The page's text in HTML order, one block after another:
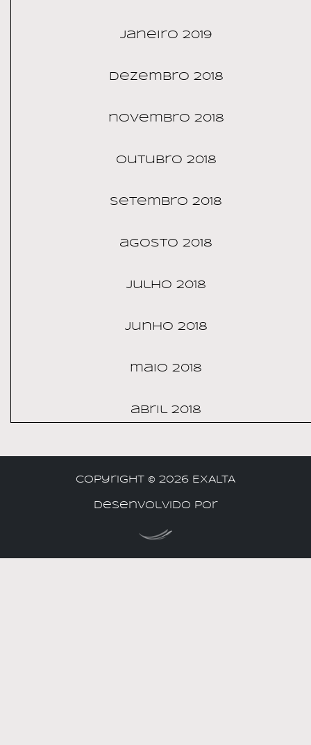
janeiro 2019
dezembro 2018
novembro 2018
outubro 2018
setembro 2018
agosto 2018
julho 2018
junho 2018
maio 2018
abril 2018
Copyright © 2026 EXALTA
Desenvolvido por